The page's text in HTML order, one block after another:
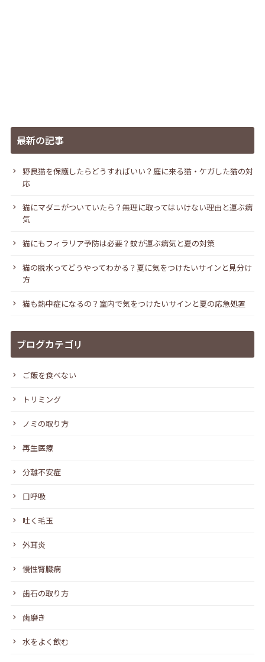
最新の記事
野良猫を保護したらどうすればいい？庭に来る猫・ケガした猫の対
応
猫にマダニがついていたら？無理に取ってはいけない理由と運ぶ病
気
猫にもフィラリア予防は必要？蚊が運ぶ病気と夏の対策
猫の脱水ってどうやってわかる？夏に気をつけたいサインと見分け
方
猫も熱中症になるの？室内で気をつけたいサインと夏の応急処置
ブログカテゴリ
ご飯を食べない
トリミング
ノミの取り方
再生医療
分離不安症
口呼吸
吐く毛玉
外耳炎
慢性腎臓病
歯石の取り方
歯磨き
水をよく飲む